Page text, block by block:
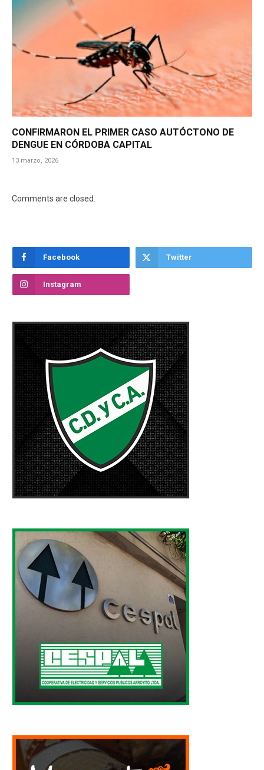
CONFIRMARON EL PRIMER CASO AUTÓCTONO DE
DENGUE EN CÓRDOBA CAPITAL
13 marzo, 2026
Comments are closed.
Facebook Twitter
Instagram